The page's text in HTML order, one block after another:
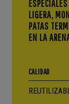
LIGERA,
PATAS
EN LA
CALIDAD